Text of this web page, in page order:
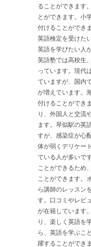
ることができます
とができます。小
付けることができ
英語検定を受けた
英語を学びたい人
英語塾では高校生
っています。現代
ていますが、国内
が増えています。
付けることができ
り、外国人と交流
ます。琴似駅の英
すが、感染症が心
体が弱くデリケー
ている人が多いで
ことができるため
ことができます。
ら講師のレッスン
す。口コミやレビ
が在籍しています
り、楽しく英語を
ら、英語を学ぶこ
躍することができま